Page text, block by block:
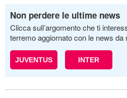
Non perdere le ultime news
Clicca sull’argomento che ti
terremo aggiornato con le news da
JUVENTUS INTER